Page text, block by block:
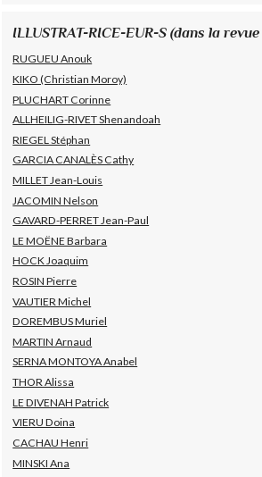
ILLUSTRAT-RICE-EUR-S (dans la
RUGUEU Anouk
KIKO (Christian Moroy)
PLUCHART Corinne
ALLHEILIG-RIVET Shenandoah
RIEGEL Stéphan
GARCIA CANALÈS Cathy
MILLET Jean-Louis
JACOMIN Nelson
GAVARD-PERRET Jean-Paul
LE MOËNE Barbara
HOCK Joaquim
ROSIN Pierre
VAUTIER Michel
DOREMBUS Muriel
MARTIN Arnaud
SERNA MONTOYA Anabel
THOR Alissa
LE DIVENAH Patrick
VIERU Doina
CACHAU Henri
MINSKI Ana